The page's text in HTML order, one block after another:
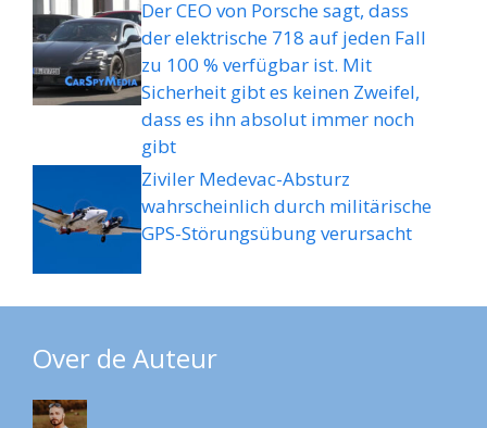
Der CEO von Porsche sagt, dass
der elektrische 718 auf jeden Fall
zu 100 % verfügbar ist. Mit
Sicherheit gibt es keinen Zweifel,
dass es ihn absolut immer noch
gibt
Ziviler Medevac-Absturz
wahrscheinlich durch militärische
GPS-Störungsübung verursacht
Over de Auteur